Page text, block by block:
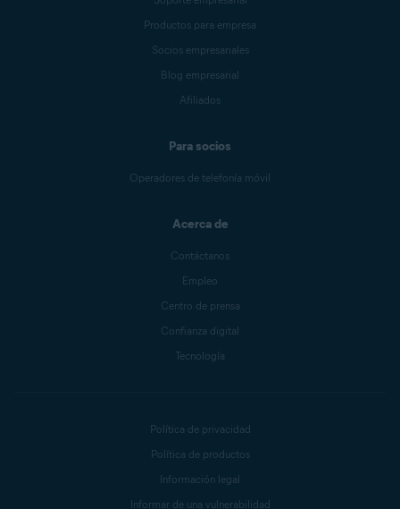
Productos para empresa
Socios empresariales
Blog empresarial
Afiliados
Para socios
Operadores de telefonía móvil
Acerca de
Contáctanos
Empleo
Centro de prensa
Confianza digital
Tecnología
Política de privacidad
Política de productos
Información legal
Informar de una vulnerabilidad